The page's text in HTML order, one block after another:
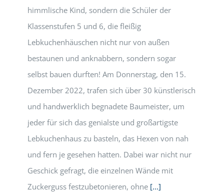
himmlische Kind, sondern die Schüler der
Klassenstufen 5 und 6, die fleißig
Lebkuchenhäuschen nicht nur von außen
bestaunen und anknabbern, sondern sogar
selbst bauen durften! Am Donnerstag, den 15.
Dezember 2022, trafen sich über 30 künstlerisch
und handwerklich begnadete Baumeister, um
jeder für sich das genialste und großartigste
Lebkuchenhaus zu basteln, das Hexen von nah
und fern je gesehen hatten. Dabei war nicht nur
Geschick gefragt, die einzelnen Wände mit
Zuckerguss festzubetonieren, ohne [...]